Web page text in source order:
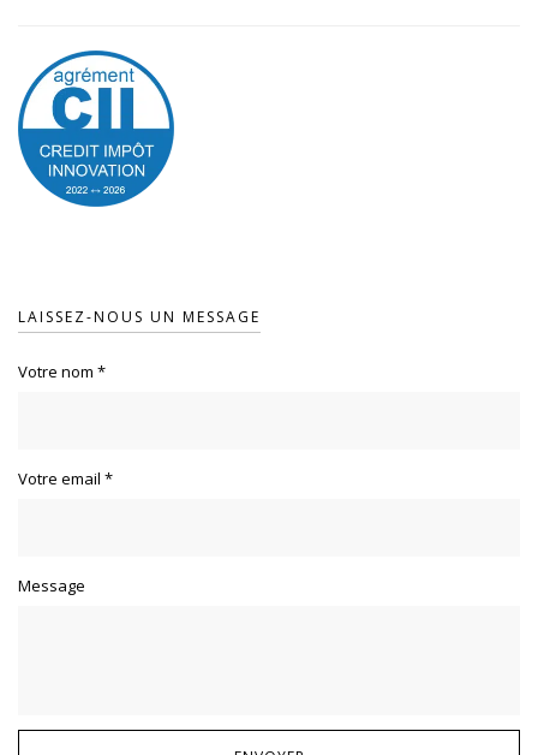
LAISSEZ-NOUS UN MESSAGE
Votre nom *
Votre email *
Message